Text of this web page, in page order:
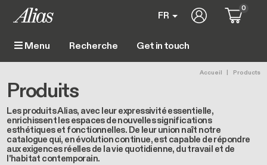
Menu Main navigation
Get in touch
FR User account
0
Fil
Accueil Products
Produits
Les produits Alias, avec leur expressivité essentielle,
enrichissent les espaces de nouvelles significations
esthétiques et fonctionnelles. De leur union naît notre
catalogue qui, en évolution continue, est capable de répondre
aux exigences réelles de la vie quotidienne, du travail et de
l'habitat contemporain.